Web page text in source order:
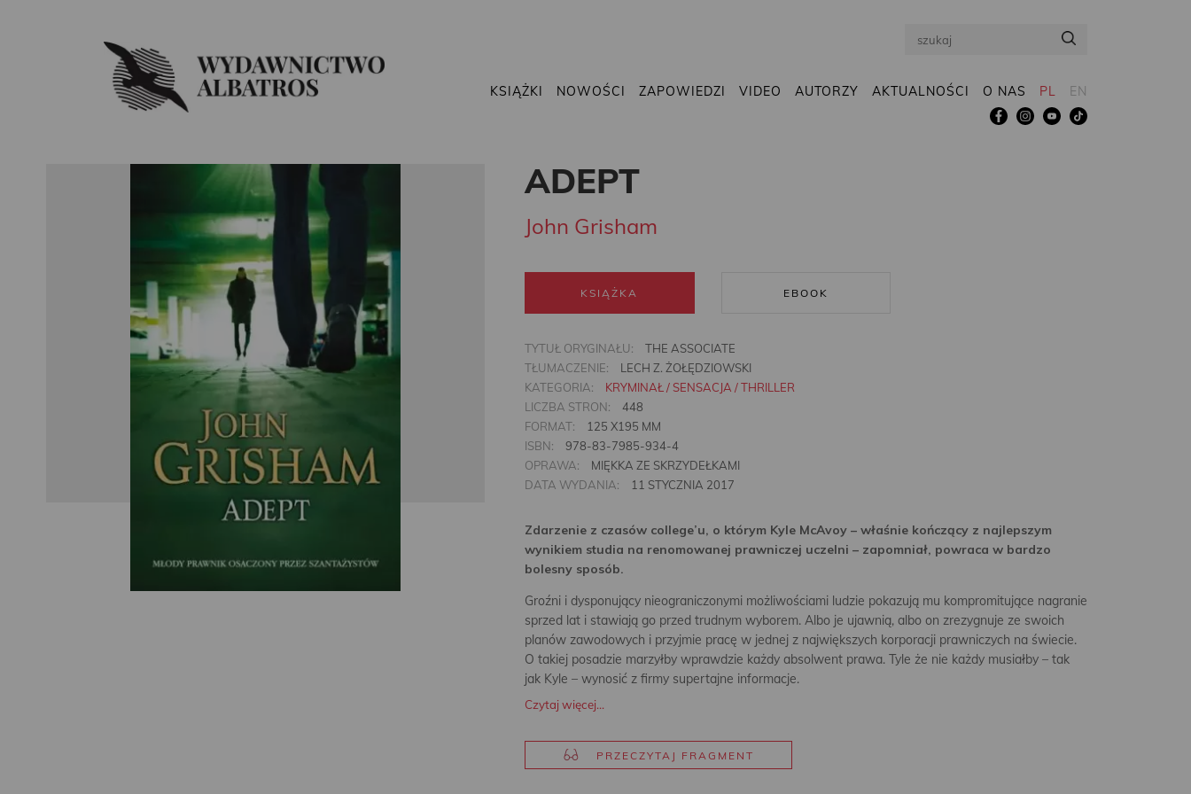
Search
KSIĄŻKI NOWOŚCI ZAPOWIEDZI VIDEO AUTORZY AKTUALNOŚCI O NAS PL EN
ADEPT
John Grisham
KSIĄŻKA EBOOK
TYTUŁ ORYGINAŁU:
THE ASSOCIATE
TŁUMACZENIE:
LECH Z. ŻOŁĘDZIOWSKI
KATEGORIA:
KRYMINAŁ / SENSACJA / THRILLER
LICZBA STRON:
448
FORMAT:
125 X195 MM
ISBN:
978-83-7985-934-4
OPRAWA:
MIĘKKA ZE SKRZYDEŁKAMI
DATA WYDANIA:
11 STYCZNIA 2017
Zdarzenie z czasów college’u, o którym Kyle McAvoy – właśnie kończący z najlepszym
wynikiem studia na renomowanej prawniczej uczelni – zapomniał, powraca w bardzo
bolesny sposób.
Groźni i dysponujący nieograniczonymi możliwościami ludzie pokazują mu kompromitujące nagranie
sprzed lat i stawiają go przed trudnym wyborem. Albo je ujawnią, albo on zrezygnuje ze swoich
planów zawodowych i przyjmie pracę w jednej z największych korporacji prawniczych na świecie.
O takiej posadzie marzyłby wprawdzie każdy absolwent prawa. Tyle że nie każdy musiałby – tak
jak Kyle – wynosić z firmy supertajne informacje.
Czytaj więcej...
PRZECZYTAJ FRAGMENT